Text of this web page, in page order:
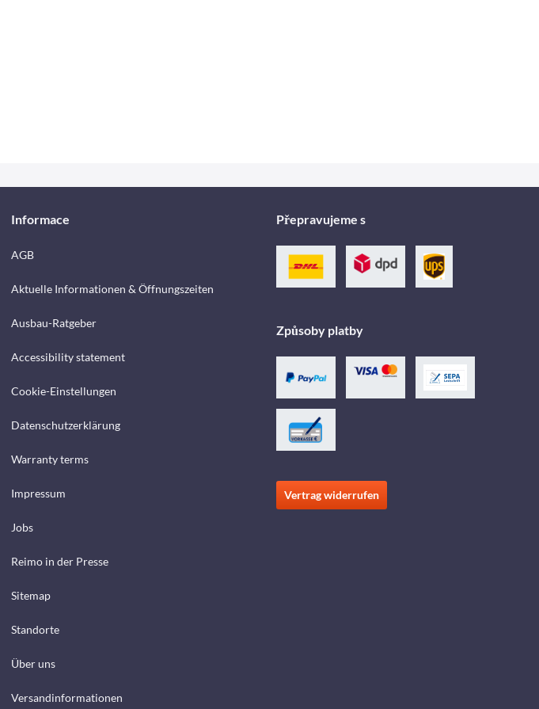
Informace
AGB
Aktuelle Informationen & Öffnungszeiten
Ausbau-Ratgeber
Accessibility statement
Cookie-Einstellungen
Datenschutzerklärung
Warranty terms
Impressum
Jobs
Reimo in der Presse
Sitemap
Standorte
Über uns
Versandinformationen
Přepravujeme s
Způsoby platby
Vertrag widerrufen